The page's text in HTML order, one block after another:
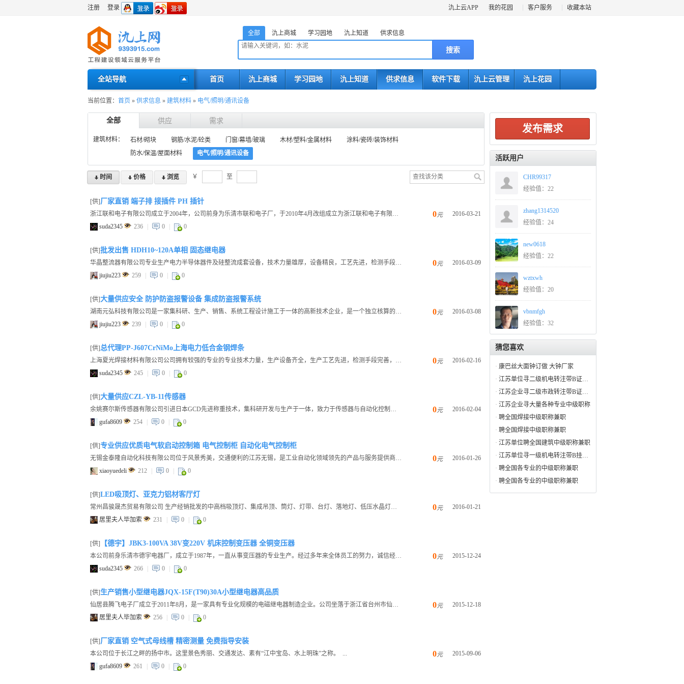
氿上云APP 我的花园 客户服务 收藏本站
注册 登录
全部 氿上商城 学习园地 氿上知道 供求信息
搜索
全站导航 首页 氿上商城 学习园地 氿上知道 供求信息 软件下载 氿上云管理 氿上花园
当前位置： 首页 » 供求信息 » 建筑材料 » 电气/照明/通讯设备
全部 供应 需求
建筑材料： 石材/砌块 钢筋/水泥/砼类 门窗/幕墙/玻璃 木材/塑料/金属材料
涂料/瓷砖/装饰材料
防水/保温/屋面材料
电气/照明/通讯设备
时间 价格 浏览 ￥ 至
[供]厂家直销 端子排 接插件 PH 插针
suda2345
236 | 0 | 0
0元 2016-03-21
[供]批发出售 HDH10~120A单相 固态继电器
jiujiu223
259 | 0 | 0
0元 2016-03-09
[供]大量供应安全 防护防盗报警设备 集成防盗报警系统
jiujiu223
239 | 0 | 0
0元 2016-03-08
[供]总代理PP-J607CrNiMo上海电力低合金钢焊条
suda2345
245 | 0 | 0
0元 2016-02-16
[供]大量供应CZL-YB-11传感器
gufa8609
254 | 0 | 0
0元 2016-02-04
[供]专业供应优质电气软启动控制箱 电气控制柜 自动化电气控制柜
xiaoyuedeli
212 | 0 | 0
0元 2016-01-26
[供]LED吸顶灯、亚克力铝材客厅灯
居里夫人毕加索
231 | 0 | 0
0元 2016-01-21
[供] 【德宇】JBK3-100VA 38V变220V 机床控制变压器 全铜变压器
suda2345
266 | 0 | 0
0元 2015-12-24
[供]生产销售小型继电器JQX-15F(T90)30A小型继电器高品质
居里夫人毕加索
256 | 0 | 0
0元 2015-12-18
[供]厂家直销 空气式母线槽 精密测量 免费指导安装
本公司位于长江之畔的扬中市。这里景色秀丽、交通发达、素有“江中宝岛、水上明珠”之称。 ...
gufa8609
261 | 0 | 0
0元 2015-09-06
发布需求
活跃用户
CHR99317
经验值：22
zhang1314520
经验值：24
new0618
经验值：22
wztxwh
经验值：20
vbnmfgh
经验值：32
猜您喜欢
· 康巴丝大面钟订做 大钟厂家
· 江苏单位寻二级机电转注带B证招投标
· 江苏企业寻二级市政转注带B证招投标
· 江苏企业寻大量各种专业中级职称
· 聘全国焊接中级职称兼职
· 聘全国焊接中级职称兼职
· 江苏单位聘全国建筑中级职称兼职
· 江苏单位寻一级机电转注带B挂项目
· 聘全国各专业的中级职称兼职
· 聘全国各专业的中级职称兼职